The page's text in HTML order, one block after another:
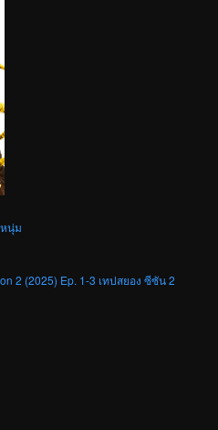
นุ่ม
2 (2025) Ep. 1-3 เทปสยอง ซีซัน 2